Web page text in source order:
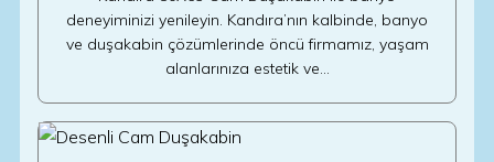
deneyiminizi yenileyin. Kandıra’nın kalbinde, banyo
ve duşakabin çözümlerinde öncü firmamız, yaşam
alanlarınıza estetik ve…